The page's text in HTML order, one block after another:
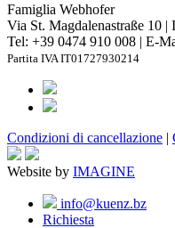
Famiglia Webhofer
Via St. Magdalenastraße 10
Tel: +39 0474 910 008 | E-
Partita IVA IT01727930214
Condizioni di cancellazione |
Website by IMAGINE
info@kuenz.bz
Richiesta